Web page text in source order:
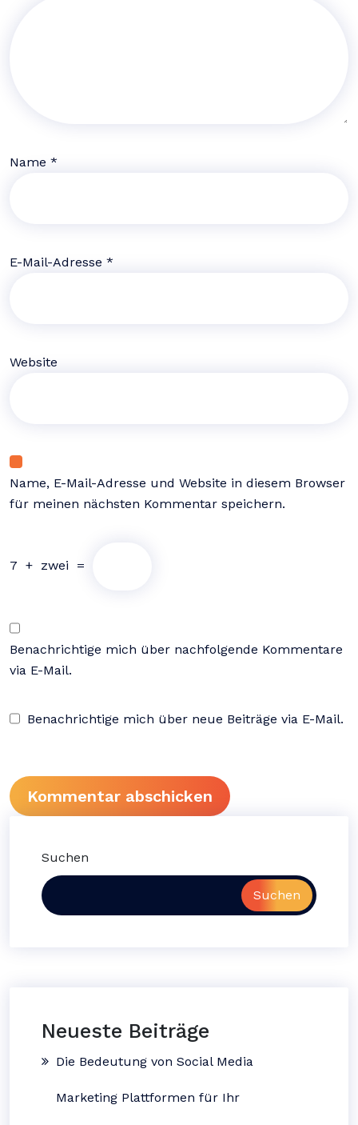
Name *
E-Mail-Adresse *
Website
Name, E-Mail-Adresse und Website in diesem Browser
für meinen nächsten Kommentar speichern.
7 + zwei =
Benachrichtige mich über nachfolgende Kommentare
via E-Mail.
Benachrichtige mich über neue Beiträge via E-Mail.
Suchen
Suchen
Neueste Beiträge
Die Bedeutung von Social Media
Marketing Plattformen für Ihr